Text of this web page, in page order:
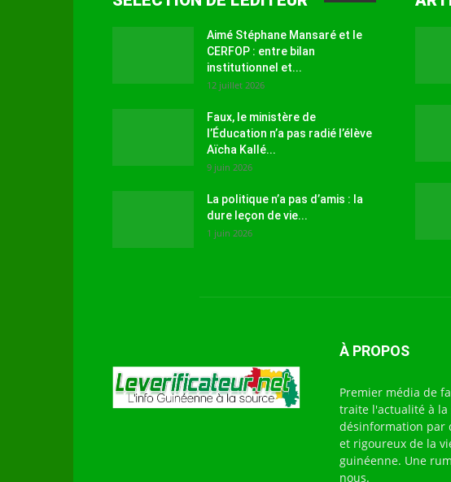
Aimé Stéphane Mansaré et le
CERFOP : entre bilan
institutionnel et...
12 juillet 2026
Faux, le ministère de
l’Éducation n’a pas radié l’élève
Aïcha Kallé...
9 juin 2026
La politique n’a pas d’amis : la
dure leçon de vie...
1 juin 2026
À PROPOS
Premier média de
traite l'actualité à la
désinformation par
et rigoureux de la
guinéenne. Une
nous.